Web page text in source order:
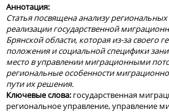
Аннотация:
Статья посвящена анализу
реализации государственной
Брянской области, которая из-за своего
положения и социальной специфики
место в управлении миграционными
региональные особенности
пути их решения.
Ключевые слова: государственная
региональное управление, управление